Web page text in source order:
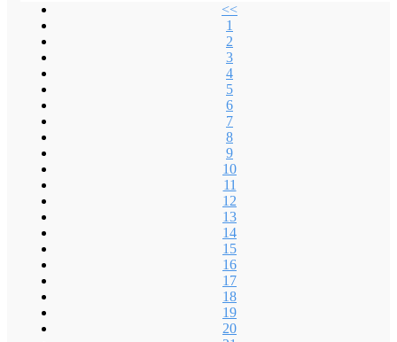
<<
1
2
3
4
5
6
7
8
9
10
11
12
13
14
15
16
17
18
19
20